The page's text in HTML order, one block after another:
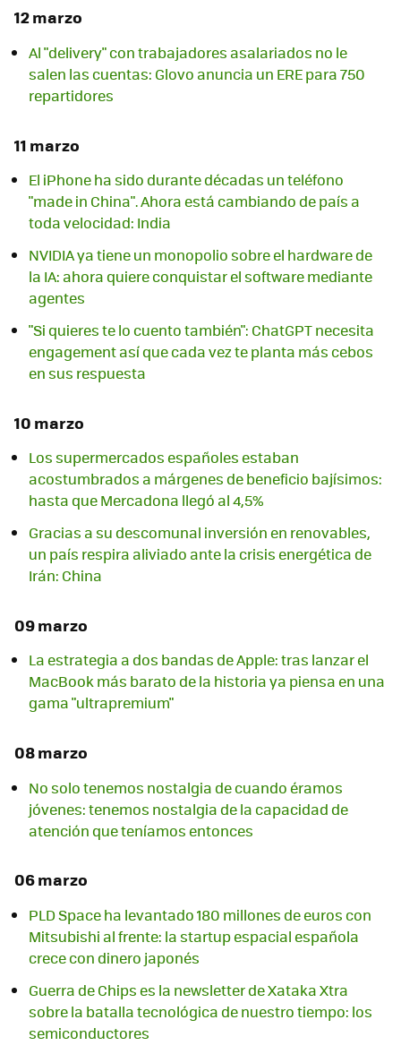
12 marzo
Al "delivery" con trabajadores asalariados no le
salen las cuentas: Glovo anuncia un ERE para 750
repartidores
11 marzo
El iPhone ha sido durante décadas un teléfono
"made in China". Ahora está cambiando de país a
toda velocidad: India
NVIDIA ya tiene un monopolio sobre el hardware de
la IA: ahora quiere conquistar el software mediante
agentes
"Si quieres te lo cuento también": ChatGPT necesita
engagement así que cada vez te planta más cebos
en sus respuesta
10 marzo
Los supermercados españoles estaban
acostumbrados a márgenes de beneficio bajísimos:
hasta que Mercadona llegó al 4,5%
Gracias a su descomunal inversión en renovables,
un país respira aliviado ante la crisis energética de
Irán: China
09 marzo
La estrategia a dos bandas de Apple: tras lanzar el
MacBook más barato de la historia ya piensa en una
gama "ultrapremium"
08 marzo
No solo tenemos nostalgia de cuando éramos
jóvenes: tenemos nostalgia de la capacidad de
atención que teníamos entonces
06 marzo
PLD Space ha levantado 180 millones de euros con
Mitsubishi al frente: la startup espacial española
crece con dinero japonés
Guerra de Chips es la newsletter de Xataka Xtra
sobre la batalla tecnológica de nuestro tiempo: los
semiconductores